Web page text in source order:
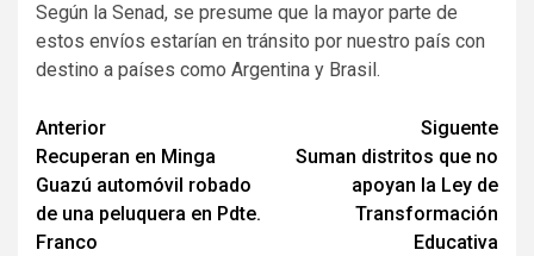
Según la Senad, se presume que la mayor parte de
estos envíos estarían en tránsito por nuestro país con
destino a países como Argentina y Brasil.
Navegación
de
entradas
Anterior
Recuperan en Minga
Guazú automóvil robado
de una peluquera en Pdte.
Franco
Siguente
Suman distritos que no
apoyan la Ley de
Transformación
Educativa